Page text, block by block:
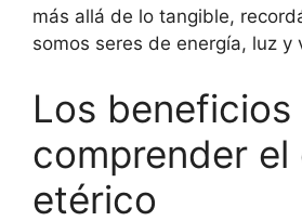
más allá de lo tangible,
somos seres de energía, luz y
Los beneficios
comprender el
etérico